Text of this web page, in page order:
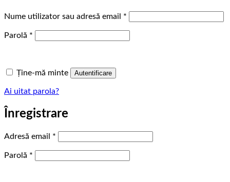
Nume utilizator sau adresă email *
Parolă *
Ține-mă minte Autentificare
Ai uitat parola?
Înregistrare
Adresă email *
Parolă *